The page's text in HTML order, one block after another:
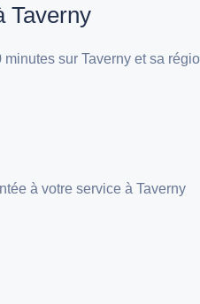
Taverny
sur Taverny et sa
à votre service à Taverny